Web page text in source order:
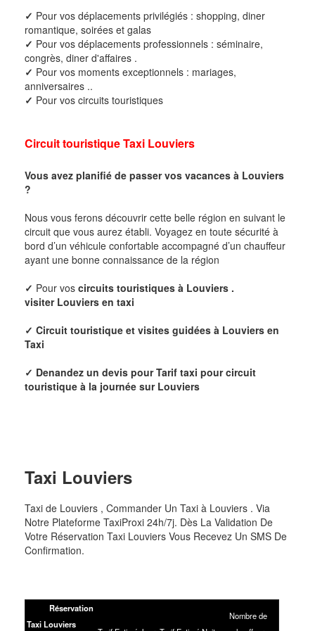
✓ Pour vos déplacements privilégiés : shopping, diner
romantique, soirées et galas
✓ Pour vos déplacements professionnels : séminaire,
congrès, diner d'affaires .
✓ Pour vos moments exceptionnels : mariages,
anniversaires ..
✓ Pour vos circuits touristiques
Circuit touristique Taxi Louviers
Vous avez planifié de passer vos vacances à Louviers
?
Nous vous ferons découvrir cette belle région en suivant le
circuit que vous aurez établi. Voyagez en toute sécurité à
bord d’un véhicule confortable accompagné d’un chauffeur
ayant une bonne connaissance de la région
✓ Pour vos circuits touristiques à Louviers .
visiter Louviers en taxi
✓ Circuit touristique et visites guidées à Louviers en
Taxi
✓ Denandez un devis pourTarif taxi pour circuit
touristique à la journée sur Louviers
Taxi Louviers
Taxi de Louviers , Commander Un Taxi à Louviers . Via
Notre Plateforme TaxiProxi 24h/7j. Dès La Validation De
Votre Réservation Taxi Louviers Vous Recevez Un SMS De
Confirmation.
Réservation
Taxi Louviers
Nombre de